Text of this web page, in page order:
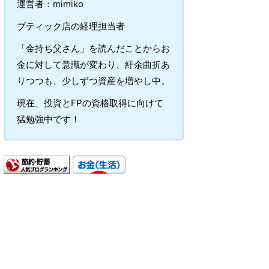
運営者：mimiko
ブティック店の経理担当者
「金持ち父さん」を読んだことからお
金に対して意識が変わり、紆余曲折あ
りつつも、少しずつ資産を増やし中。
現在、投資とFPの資格取得に向けて
猛勉強中です！